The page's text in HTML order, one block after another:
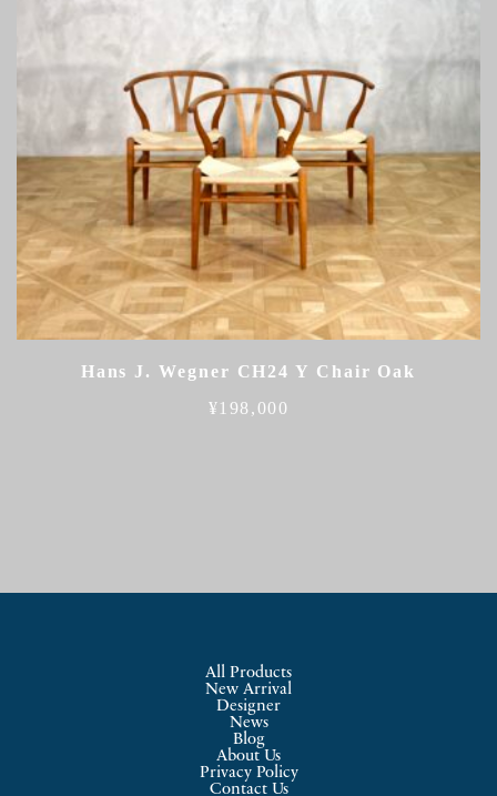
Hans J. Wegner CH24 Y Chair Oak
¥198,000
All Products
New Arrival
Designer
News
Blog
About Us
Privacy Policy
Contact Us